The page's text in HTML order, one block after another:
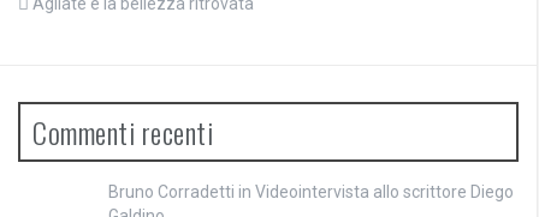
Commenti recenti
Bruno Corradetti in Videointervista allo scrittore Diego